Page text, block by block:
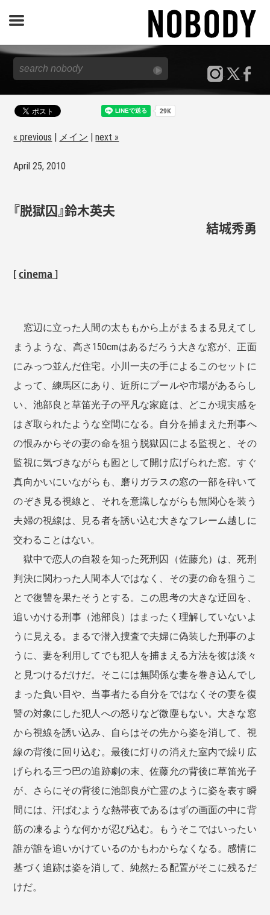
JOURNAL
SPECIAL
REPORT
NOBODY STORE
« previous メイン |next »
April 25, 2010
『脱獄囚』鈴木英夫
結城秀勇
[cinema]
窓辺に立った人間の太ももから上がまるまる見えてし
まうような、高さ150cmはあるだろう大きな窓が、正面
にみっつ並んだ住宅。小川一夫の手によるこのセットに
よって、練馬区にあり、近所にプールや市場があるらし
い、池部良と草笛光子の平凡な家庭は、どこか現実感を
はぎ取られたような空間になる。自分を捕まえた刑事へ
の恨みからその妻の命を狙う脱獄囚による監視と、その
監視に気づきながらも囮として開け広げられた窓。すぐ
真向かいにいながらも、磨りガラスの窓の一部を砕いて
のぞき見る視線と、それを意識しながらも無関心を装う
夫婦の視線は、見る者を誘い込む大きなフレーム越しに
交わることはない。
獄中で恋人の自殺を知った死刑囚（佐藤允）は、死刑
判決に関わった人間本人ではなく、その妻の命を狙うこ
とで復讐を果たそうとする。この思考の大きな迂回を、
追いかける刑事（池部良）はまったく理解していないよ
うに見える。まるで潜入捜査で夫婦に偽装した刑事のよ
うに、妻を利用してでも犯人を捕まえる方法を彼は淡々
と見つけるだけだ。そこには無関係な妻を巻き込んでし
まった負い目や、当事者たる自分をではなくその妻を復
讐の対象にした犯人への怒りなど微塵もない。大きな窓
から視線を誘い込み、自らはその先から姿を消して、視
線の背後に回り込む。最後に灯りの消えた室内で繰り広
げられる三つ巴の追跡劇の末、佐藤允の背後に草笛光子
が、さらにその背後に池部良が亡霊のように姿を表す瞬
間には、汗ばむような熱帯夜であるはずの画面の中に背
筋の凍るような何かが忍び込む。もうそこではいったい
誰が誰を追いかけているのかもわからなくなる。感情に
基づく追跡は姿を消して、純然たる配置がそこに残るだ
けだ。